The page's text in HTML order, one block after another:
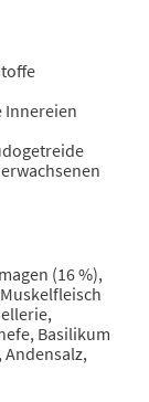
Innereien
(16 %),
Basilikum
Andensalz,